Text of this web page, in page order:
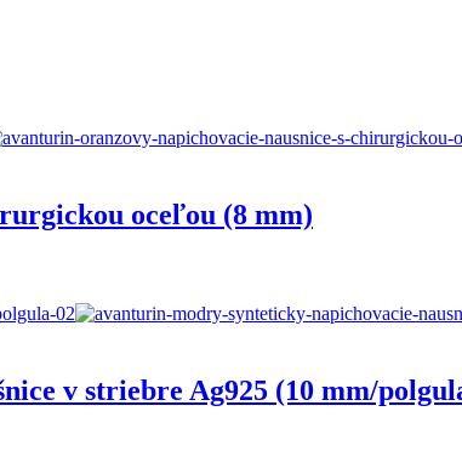
oceľou (8 mm)
v striebre Ag925 (10 mm/